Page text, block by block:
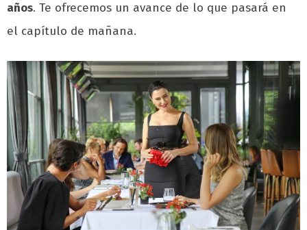
años. Te ofrecemos un avance de lo que pasará en
el capítulo de mañana.